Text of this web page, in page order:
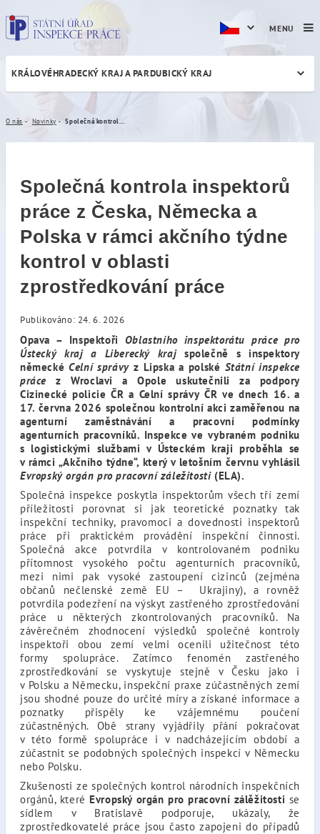
Společná kontrola
KRÁLOVÉHRADECKÝ KRAJ A PARDUBICKÝ KRAJ
O nás Novinky
Společná kontrola inspektorů
práce z Česka, Německa a
Polska v rámci akčního týdne
kontrol v oblasti
zprostředkování práce
Publikováno: 24. 6. 2026
Opava – Inspektoři Oblastního inspektorátu práce pro
Ústecký kraj a Liberecký krajspolečně s inspektory
německé Celní správyz Lipska a polské Státní inspekce
prácez Wroclavi a Opole uskutečnili za podpory
Cizinecké policie ČR a Celní správy ČR ve dnech 16. a
17. června 2026 společnou kontrolní akci zaměřenou na
agenturní zaměstnávání a pracovní podmínky
agenturních pracovníků. Inspekce ve vybraném podniku
s logistickými službami v Ústeckém kraji proběhla se
v rámci „Akčního týdne“, který v letošním červnu vyhlásil
Evropský orgán pro pracovní záležitosti (ELA).
Společná inspekce poskytla inspektorům všech tří zemí
příležitosti porovnat si jak teoretické poznatky tak
inspekční techniky, pravomoci a dovednosti inspektorů
práce při praktickém provádění inspekční činnosti.
Společná akce potvrdila v kontrolovaném podniku
přítomnost vysokého počtu agenturních pracovníků,
mezi nimi pak vysoké zastoupení cizinců (zejména
občanů nečlenské země EU – Ukrajiny), a rovněž
potvrdila podezření na výskyt zastřeného zprostředování
práce u některých zkontrolovaných pracovníků. Na
závěrečném zhodnocení výsledků společné kontroly
inspektoři obou zemí velmi ocenili užitečnost této
formy spolupráce. Zatímco fenomén zastřeného
zprostředkování se vyskytuje stejně v Česku jako i
v Polsku a Německu, inspekční praxe zúčastněných zemí
jsou shodné pouze do určité míry a získané informace a
poznatky přispěly ke vzájemnému poučení
zúčastněných. Obě strany vyjádřily přání pokračovat
v této formě spolupráce i v nadcházejícím období a
zúčastnit se podobných společných inspekcí v Německu
nebo Polsku.
Zkušenosti ze společných kontrol národních inspekčních
orgánů, které Evropský orgán pro pracovní zálěžitosti se
sídlem v Bratislavě podporuje, ukázaly, že
zprostředkovatelé práce jsou často zapojeni do případů
MENU